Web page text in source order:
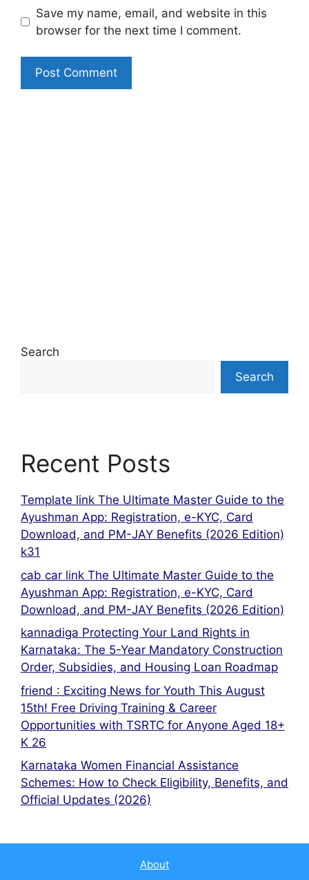
Save my name, email, and website in this
browser for the next time I comment.
Search
Search
Recent Posts
Template link The Ultimate Master Guide to the
Ayushman App: Registration, e-KYC, Card
Download, and PM-JAY Benefits (2026 Edition)
k31
cab car link The Ultimate Master Guide to the
Ayushman App: Registration, e-KYC, Card
Download, and PM-JAY Benefits (2026 Edition)
kannadiga Protecting Your Land Rights in
Karnataka: The 5-Year Mandatory Construction
Order, Subsidies, and Housing Loan Roadmap
friend : Exciting News for Youth This August
15th! Free Driving Training & Career
Opportunities with TSRTC for Anyone Aged 18+
K 26
Karnataka Women Financial Assistance
Schemes: How to Check Eligibility, Benefits, and
Official Updates (2026)
About